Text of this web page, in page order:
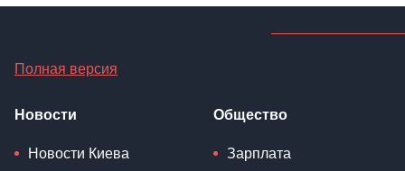
Полная версия
Новости
Новости Киева
Общество
Зарплата